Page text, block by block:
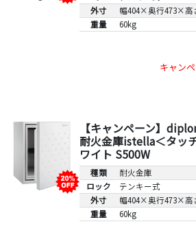
外寸
幅404×奥行473×高
重量
60kg
キャン
【キャンペーン】
耐火金庫istella＜タッ
ワイト S500W
種類
耐火金庫
ロック
テンキー式
外寸
幅404×奥行473×高
重量
60kg